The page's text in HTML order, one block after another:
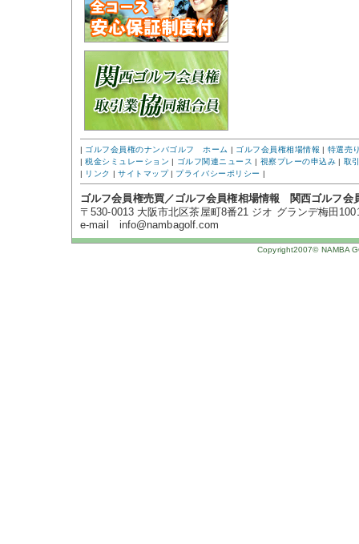
| ゴルフ会員権のナンバゴルフ ホーム | ゴルフ会員権相場情報 | 特選売
|税金シミュレーション | ゴルフ関連ニュース | 視察プレーの申込み | 取
| リンク |サイトマップ| プライバシーポリシー |
ゴルフ会員権売買／ゴルフ会員権相場情報 関西ゴルフ
〒530-0013 大阪市北区茶屋町8番21 ジオ グランデ梅田
e-mail info@nambagolf.com
Copyright2007© NAMBA